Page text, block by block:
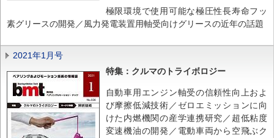
極限環境で使用可能な極圧性長寿命フッ
素グリースの開発／風力発電装置用軸受向けグリースの近年の話題
2021年1月号
特集：クルマのトライボロジー
自動車用エンジン軸受の信頼性向上およ
び摩擦低減技術／ゼロエミッションに向
けた内燃機関の産学連携研究／超低粘度
変速機油の開発／電動車両から空飛ぶク